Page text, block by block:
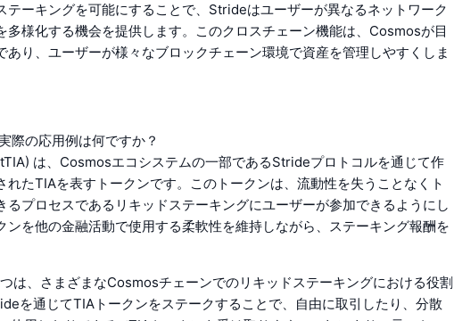
テーキングを可能にすることで、Strideはユーザーが異なるネットワーク
多様化する機会を提供します。このクロスチェーン機能は、Cosmosが目
あり、ユーザーが様々なブロックチェーン環境で資産を管理しやすくしま
際の応用例は何ですか？
は、Cosmosエコシステムの一部であるStrideプロトコルを通じて作
れたTIAを表すトークンです。このトークンは、流動性を失うことなくト
るプロセスであるリキッドステーキングにユーザーが参加できるようにし
ンを他の金融活動で使用する柔軟性を維持しながら、ステーキング報酬を
は、さまざまなCosmosチェーンでのリキッドステーキングにおける役割
を通じてTIAトークンをステークすることで、自由に取引したり、分散